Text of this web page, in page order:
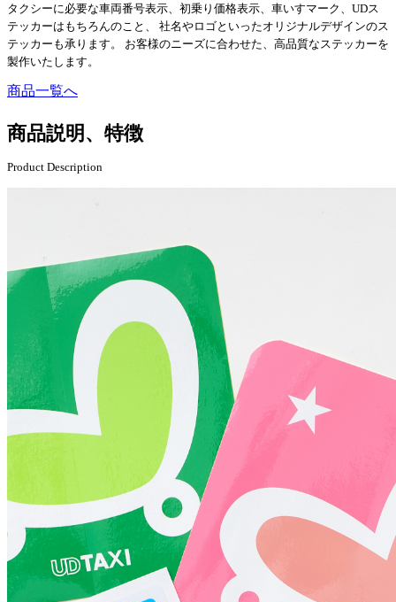
タクシーに必要な車両番号表示、初乗り価格表示、車いすマーク、UDス
テッカーはもちろんのこと、 社名やロゴといったオリジナルデザインのス
テッカーも承ります。 お客様のニーズに合わせた、高品質なステッカーを
製作いたします。
商品一覧へ
商品説明、特徴
Product Description